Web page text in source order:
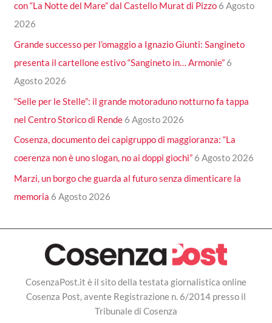
con “La Notte del Mare” dal Castello Murat di Pizzo 6 Agosto
2026
Grande successo per l’omaggio a Ignazio Giunti: Sangineto
presenta il cartellone estivo “Sangineto in… Armonie” 6
Agosto 2026
“Selle per le Stelle”: il grande motoraduno notturno fa tappa
nel Centro Storico di Rende 6 Agosto 2026
Cosenza, documento dei capigruppo di maggioranza: “La
coerenza non è uno slogan, no ai doppi giochi” 6 Agosto 2026
Marzi, un borgo che guarda al futuro senza dimenticare la
memoria 6 Agosto 2026
CosenzaPost.it è il sito della testata giornalistica online
Cosenza Post, avente Registrazione n. 6/2014 presso il
Tribunale di Cosenza